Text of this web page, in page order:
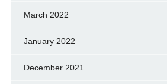
March 2022
January 2022
December 2021